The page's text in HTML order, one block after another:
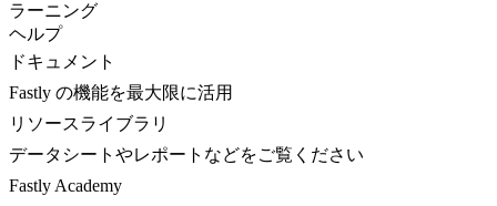
ラーニング
ヘルプ
ドキュメント
Fastly の機能を最大限に活用
リソースライブラリ
データシートやレポートなどをご覧ください
Fastly Academy